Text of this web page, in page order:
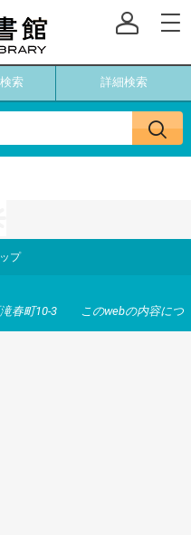
索 詳細検索
プ
滝春町10-3 このwebの内容につ